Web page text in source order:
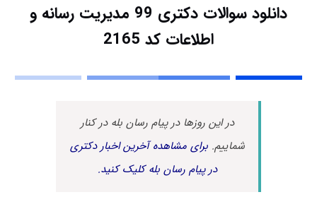
دانلود سوالات دکتری 99 مدیریت رسانه و
اطلاعات کد 2165
در این روزها در پیام رسان بله در کنار
شماییم.برای مشاهده آخرین اخبار دکتری
در پیام رسان بله کلیک کنید.